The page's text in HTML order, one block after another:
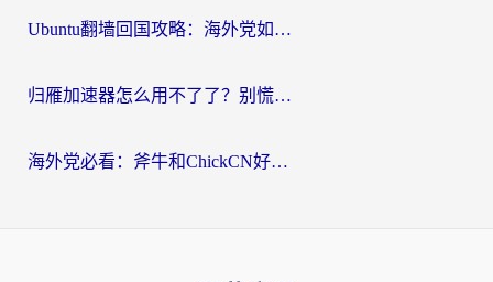
Ubuntu翻墙回国攻略：海外党如何选对加速器，无缝刷国内剧玩游戏？
归雁加速器怎么用不了了？别慌，这篇指南教你如何丝滑“回家”
海外党必看：斧牛和ChickCN好用吗？3款热门加速器实测+番茄加速器深度体验